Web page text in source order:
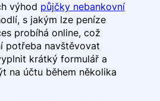
výhod půjčky nebankovní
s jakým lze peníze
probíhá online, což
potřeba navštěvovat
krátký formulář a
na účtu během několika